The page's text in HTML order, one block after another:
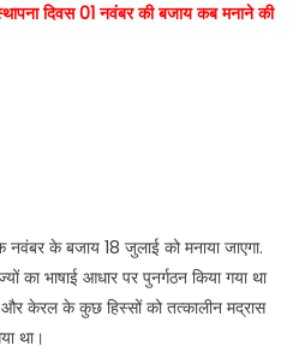
दिवस 01 नवंबर की बजाय कब मनाने की
के बजाय 18 जुलाई को मनाया जाएगा.
का भाषाई आधार पर पुनर्गठन किया गया था
केरल के कुछ हिस्सों को तत्कालीन मद्रास
था।